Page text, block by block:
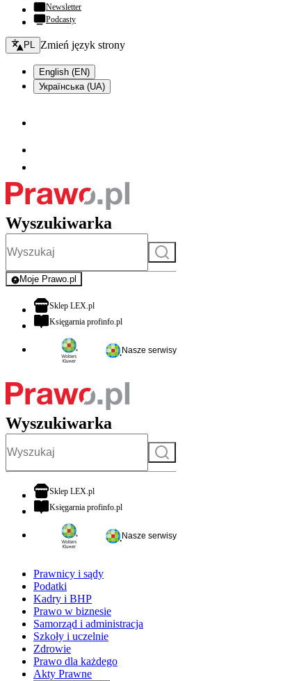
Newsletter
Podcasty
Zmień język - bieżący:
PL Zmień język strony
English (EN)
Українська (UA)
Wyszukiwarka
Szukaj
Moje Prawo.pl
- rejestracja i logowanie do serwisu
Sklep LEX.plotwiera się w nowej karcie
Księgarnia profinfo.plotwiera się w nowej karcie
Nasze serwisy
Wyszukiwarka
Szukaj
Sklep LEX.plotwiera się w nowej karcie
Księgarnia profinfo.plotwiera się w nowej karcie
Nasze serwisy
Prawnicy i sądy
Podatki
Kadry i BHP
Prawo w biznesie
Samorząd i administracja
Szkoły i uczelnie
Zdrowie
Prawo dla każdego
Akty Prawne